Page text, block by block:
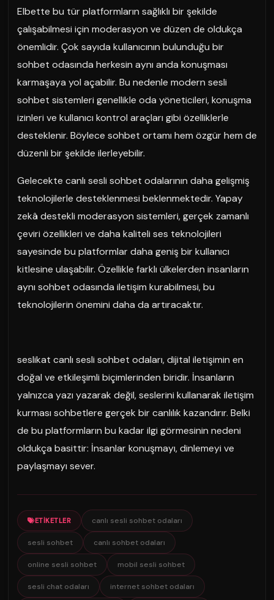
Elbette bu tür platformların sağlıklı bir şekilde
çalışabilmesi için moderasyon ve düzen de oldukça
önemlidir. Çok sayıda kullanıcının bulunduğu bir
sohbet odasında herkesin aynı anda konuşması
karmaşaya yol açabilir. Bu nedenle modern sesli
sohbet sistemleri genellikle oda yöneticileri, konuşma
izinleri ve kullanıcı kontrol araçları gibi özelliklerle
desteklenir. Böylece sohbet ortamı hem özgür hem de
düzenli bir şekilde ilerleyebilir.
Gelecekte canlı sesli sohbet odalarının daha gelişmiş
teknolojilerle desteklenmesi beklenmektedir. Yapay
zekâ destekli moderasyon sistemleri, gerçek zamanlı
çeviri özellikleri ve daha kaliteli ses teknolojileri
sayesinde bu platformlar daha geniş bir kullanıcı
kitlesine ulaşabilir. Özellikle farklı ülkelerden insanların
aynı sohbet odasında iletişim kurabilmesi, bu
teknolojilerin önemini daha da artıracaktır.
seslikat canlı sesli sohbet odaları, dijital iletişimin en
doğal ve etkileşimli biçimlerinden biridir. İnsanların
yalnızca yazı yazarak değil, seslerini kullanarak iletişim
kurması sohbetlere gerçek bir canlılık kazandırır. Belki
de bu platformların bu kadar ilgi görmesinin nedeni
oldukça basittir: İnsanlar konuşmayı, dinlemeyi ve
paylaşmayı sever.
ETIKETLER canlı sesli sohbet odaları
sesli sohbet canlı sohbet odaları
online sesli sohbet mobil sesli sohbet
sesli chat odaları internet sohbet odaları